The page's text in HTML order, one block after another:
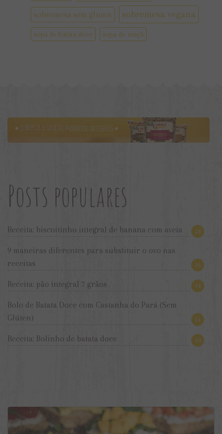
sobremesa sem gluten sobremesa vegana
sopa de batata doce sopa de maçã
Posts populares
Receita: biscoitinho integral de banana com aveia 24
9 maneiras diferentes para substituir o ovo nas
receitas
16
Receita: pão integral 7 grãos 14
Bolo de Batata Doce com Castanha do Pará (Sem
Glúten)
11
Receita: Bolinho de batata doce 10